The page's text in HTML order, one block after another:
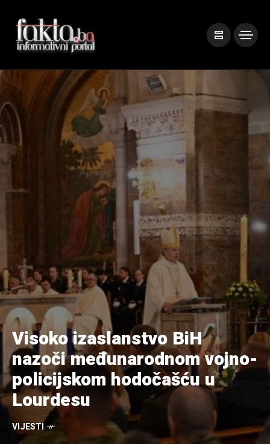
Visoko izaslanstvo BiH
nazoči međunarodnom vojno-
policijskom hodočašću u
Lourdesu
VIJESTI